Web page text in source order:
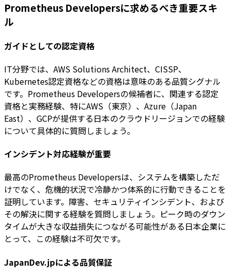
Prometheus Developersに求めるべき重要スキ
ル
ガイドとしての認定資格
IT分野では、AWS Solutions Architect、CISSP、
Kubernetes認定資格などの資格は意味のある品質シグナル
です。Prometheus Developersの候補者に、関連する認定
資格と実務経験、特にAWS（東京）、Azure（Japan
East）、GCPが提供する日本のクラウドリージョンでの経験
について具体的に質問しましょう。
インシデント対応経験が重要
最高のPrometheus Developersは、システムを構築しただ
けでなく、危機的状況で冷静かつ体系的に行動できることを
証明しています。障害、セキュリティインシデント、および
その解決に関する経験を質問しましょう。ピーク時のダウン
タイムが大きな収益損失につながる可能性がある日本企業に
とって、この経験は不可欠です。
JapanDev.jpによる品質保証